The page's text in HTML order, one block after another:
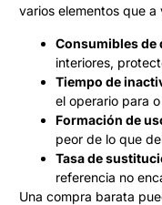
varios elementos que
Consumibles de
interiores,
Tiempo de
el operario para
Formación de
peor de lo que
Tasa de
referencia no
Una compra barata